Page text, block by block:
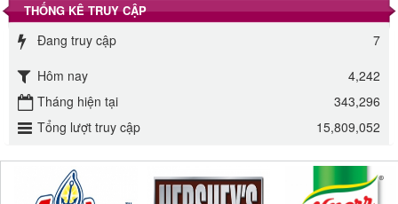
Đường phèn Long An bao 10kg
ĐƯỜNG SẠCH CÔ BA BIÊN HÒA 1KG
27.000 VND
THỐNG KÊ TRUY CẬP
Đang truy cập
7
Hôm nay
4,242
Tháng hiện tại
343,296
Tổng lượt truy cập
15,809,052